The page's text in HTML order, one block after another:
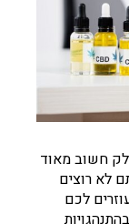
חשוב מאוד
לא רוצים
לכם